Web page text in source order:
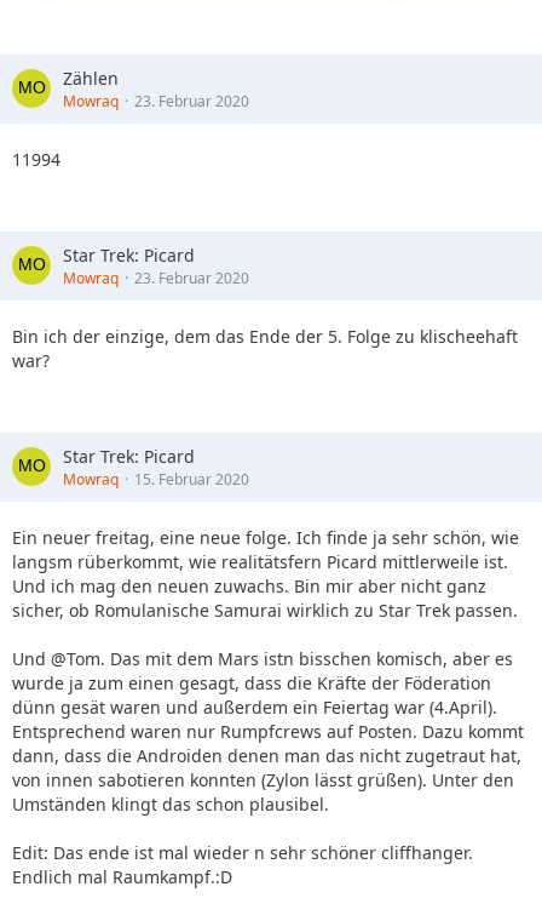
Zählen
Mowraq 23. Februar 2020
11994
Star Trek: Picard
Mowraq 23. Februar 2020
Bin ich der einzige, dem das Ende der 5. Folge zu klischeehaft
war?
Star Trek: Picard
Mowraq 15. Februar 2020
Ein neuer freitag, eine neue folge. Ich finde ja sehr schön, wie
langsm rüberkommt, wie realitätsfern Picard mittlerweile ist.
Und ich mag den neuen zuwachs. Bin mir aber nicht ganz
sicher, ob Romulanische Samurai wirklich zu Star Trek passen.
Und @Tom. Das mit dem Mars istn bisschen komisch, aber es
wurde ja zum einen gesagt, dass die Kräfte der Föderation
dünn gesät waren und außerdem ein Feiertag war (4.April).
Entsprechend waren nur Rumpfcrews auf Posten. Dazu kommt
dann, dass die Androiden denen man das nicht zugetraut hat,
von innen sabotieren konnten (Zylon lässt grüßen). Unter den
Umständen klingt das schon plausibel.
Edit: Das ende ist mal wieder n sehr schöner cliffhanger.
Endlich mal Raumkampf.:D